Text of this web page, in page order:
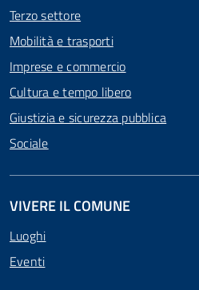
Terzo settore
Mobilità e trasporti
Imprese e commercio
Cultura e tempo libero
Giustizia e sicurezza pubblica
Sociale
VIVERE IL COMUNE
Luoghi
Eventi